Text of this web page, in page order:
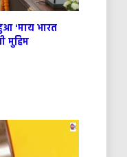
‘माय भारत
मुहिम